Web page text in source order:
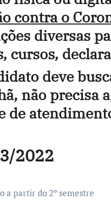
contra o
diversas
cursos,
deve
não precisa
2022
a partir do 2º semestre